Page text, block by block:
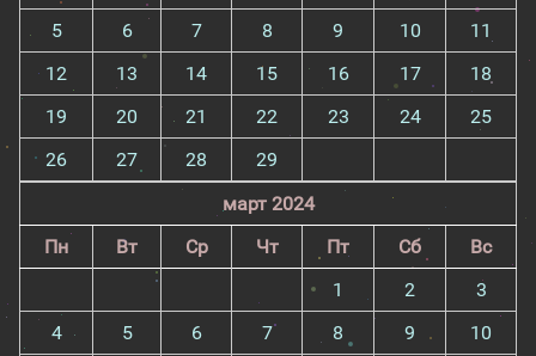
5
6 7 8 9 10
11
12
13 14 15 16 17
18
19
20 21 22 23 24
25
26
27 28
29
март 2024
Пн
Вт Ср Чт Пт Сб
Вс
1
2
3
4
5 6 7 8 9
10